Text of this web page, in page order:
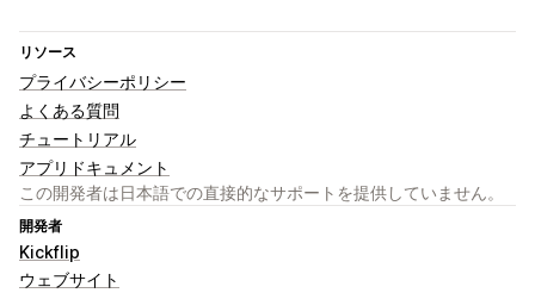
リソース
プライバシーポリシー
よくある質問
チュートリアル
アプリドキュメント
この開発者は日本語での直接的なサポートを提供していません。
開発者
Kickflip
ウェブサイト